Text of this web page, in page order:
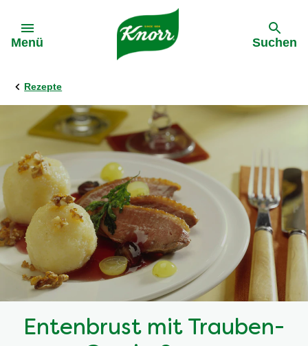
Menü Suchen
Rezepte
Entenbrust mit Trauben-